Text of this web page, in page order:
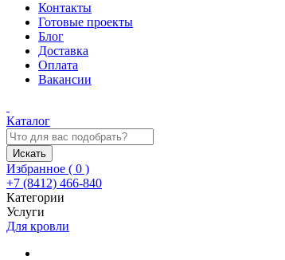
Контакты
Готовые проекты
Блог
Доставка
Оплата
Вакансии
Каталог
Искать
Избранное ( 0 )
+7 (8412) 466-840
Категории
Услуги
Для кровли